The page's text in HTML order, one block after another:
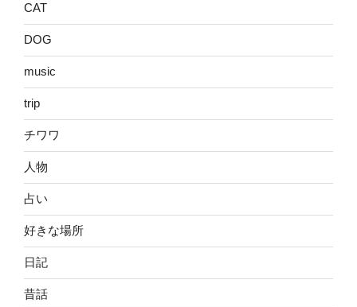
CAT
DOG
music
trip
チワワ
人物
占い
好きな場所
日記
昔話